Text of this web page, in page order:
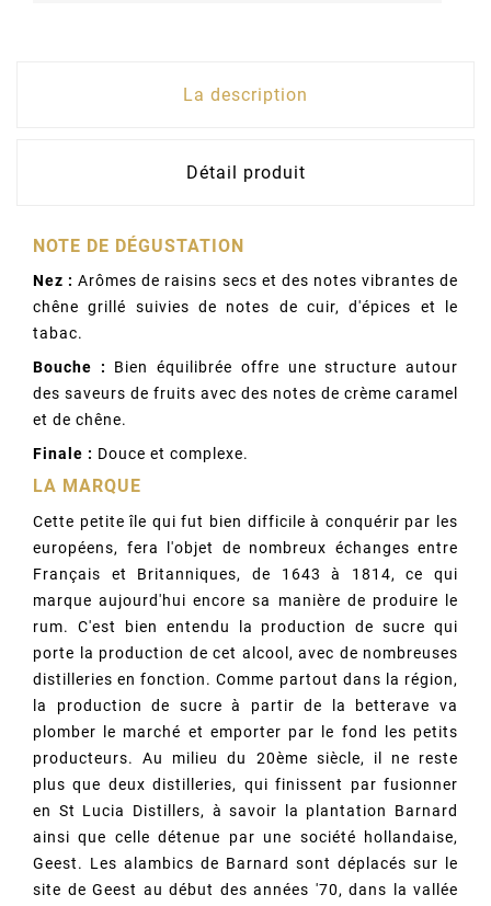
La description
Détail produit
NOTE DE DÉGUSTATION
Nez : Arômes de raisins secs et des notes vibrantes de
chêne grillé suivies de notes de cuir, d'épices et le
tabac.
Bouche :
Bien équilibrée offre une structure autour
des saveurs de fruits avec des notes de crème caramel
et de chêne.
Finale : Douce et complexe.
LA MARQUE
Cette petite île qui fut bien difficile à conquérir par les
européens, fera l'objet de nombreux échanges entre
Français et Britanniques, de 1643 à 1814, ce qui
marque aujourd'hui encore sa manière de produire le
rum. C'est bien entendu la production de sucre qui
porte la production de cet alcool, avec de nombreuses
distilleries en fonction. Comme partout dans la région,
la production de sucre à partir de la betterave va
plomber le marché et emporter par le fond les petits
producteurs. Au milieu du 20ème siècle, il ne reste
plus que deux distilleries, qui finissent par fusionner
en St Lucia Distillers, à savoir la plantation Barnard
ainsi que celle détenue par une société hollandaise,
Geest. Les alambics de Barnard sont déplacés sur le
site de Geest au début des années '70, dans la vallée